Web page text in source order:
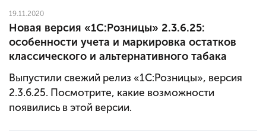
19.11.2020
Новая версия «1С:Розницы» 2.3.6.25:
особенности учета и маркировка остатков
классического и альтернативного табака
Выпустили свежий релиз «1С:Розницы», версия
2.3.6.25. Посмотрите, какие возможности
появились в этой версии.